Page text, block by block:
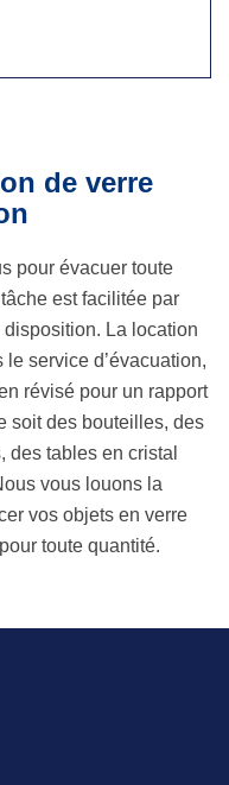
de verre
pour évacuer toute
est facilitée par
disposition. La location
service d’évacuation,
révisé pour un rapport
soit des bouteilles, des
des tables en cristal
vous louons la
vos objets en verre
toute quantité.